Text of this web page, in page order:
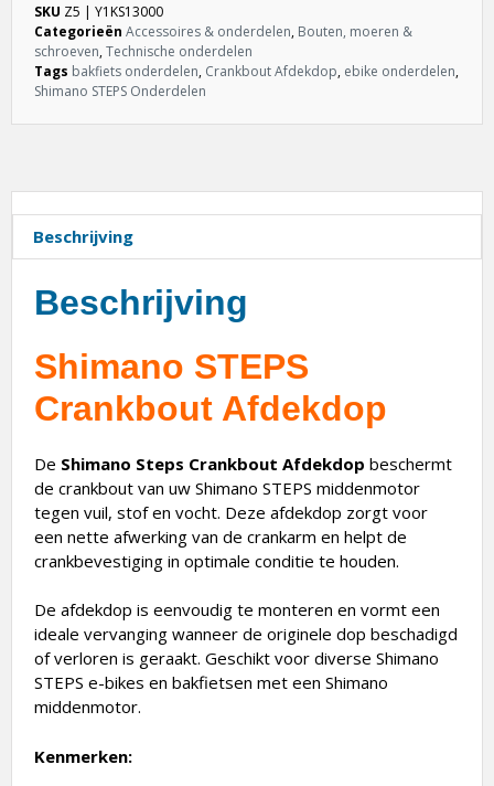
SKU Z5 | Y1KS13000
Categorieën Accessoires & onderdelen, Bouten, moeren &
schroeven,Technische onderdelen
Tags bakfiets onderdelen, Crankbout Afdekdop, ebike onderdelen,
Shimano STEPS Onderdelen
Beschrijving
Beschrijving
Shimano STEPS
Crankbout Afdekdop
De Shimano Steps Crankbout Afdekdop beschermt
de crankbout van uw Shimano STEPS middenmotor
tegen vuil, stof en vocht. Deze afdekdop zorgt voor
een nette afwerking van de crankarm en helpt de
crankbevestiging in optimale conditie te houden.
De afdekdop is eenvoudig te monteren en vormt een
ideale vervanging wanneer de originele dop beschadigd
of verloren is geraakt. Geschikt voor diverse Shimano
STEPS e-bikes en bakfietsen met een Shimano
middenmotor.
Kenmerken: